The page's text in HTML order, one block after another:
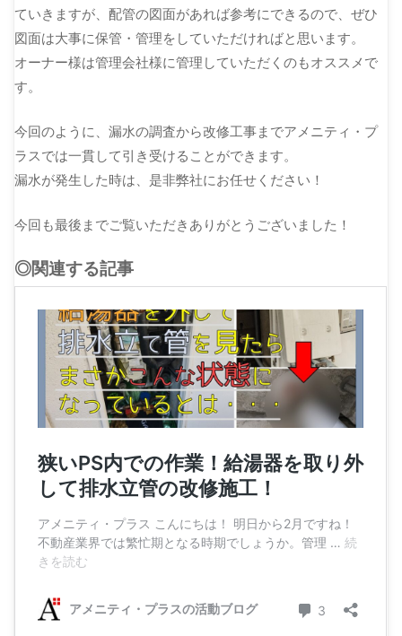
ていきますが、配管の図面があれば参考にできるので、ぜひ
図面は大事に保管・管理をしていただければと思います。
オーナー様は管理会社様に管理していただくのもオススメで
す。
今回のように、漏水の調査から改修工事までアメニティ・プ
ラスでは一貫して引き受けることができます。
漏水が発生した時は、是非弊社にお任せください！
今回も最後までご覧いただきありがとうございました！
◎関連する記事